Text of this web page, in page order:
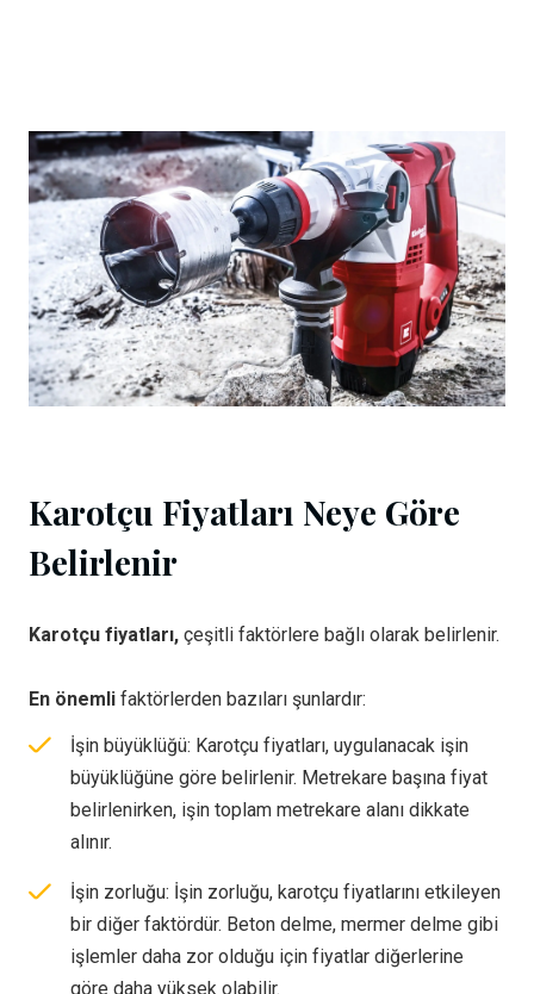
Karotçu Fiyatları Neye Göre
Belirlenir
Karotçu fiyatları, çeşitli faktörlere bağlı olarak belirlenir.
En önemli faktörlerden bazıları şunlardır:
İşin büyüklüğü: Karotçu fiyatları, uygulanacak işin
büyüklüğüne göre belirlenir. Metrekare başına fiyat
belirlenirken, işin toplam metrekare alanı dikkate
alınır.
İşin zorluğu: İşin zorluğu, karotçu fiyatlarını etkileyen
bir diğer faktördür. Beton delme, mermer delme gibi
işlemler daha zor olduğu için fiyatlar diğerlerine
göre daha yüksek olabilir.